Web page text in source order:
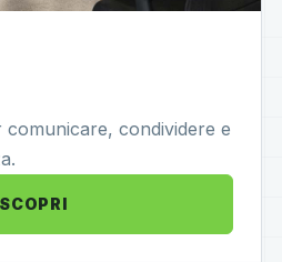
condividere e
SCOPRI